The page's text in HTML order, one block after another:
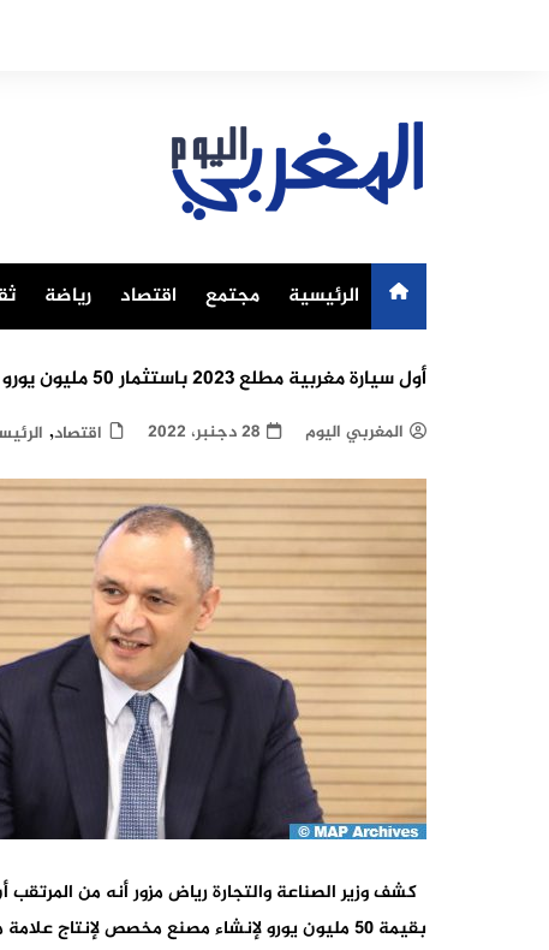
الرئيسية مجتمع اقتصاد رياضة
أول سيارة مغربية مطلع 2023 باستثمار 50 مليون يورو (وزير الصناعة والتجارة)
المغربي اليوم 28 دجنبر، 2022 اقتصاد,
بقيمة 50 مليون يورو لإنشاء مصنع مخصص لإنتاج علامة محلية للسيارات.